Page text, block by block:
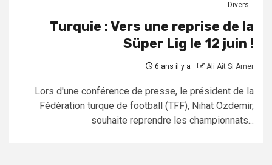
Divers
Turquie : Vers une reprise de la
Süper Lig le 12 juin !
6 ans il y a Ali Ait Si Amer
Lors d'une conférence de presse, le président de la
Fédération turque de football (TFF), Nihat Ozdemir,
souhaite reprendre les championnats...